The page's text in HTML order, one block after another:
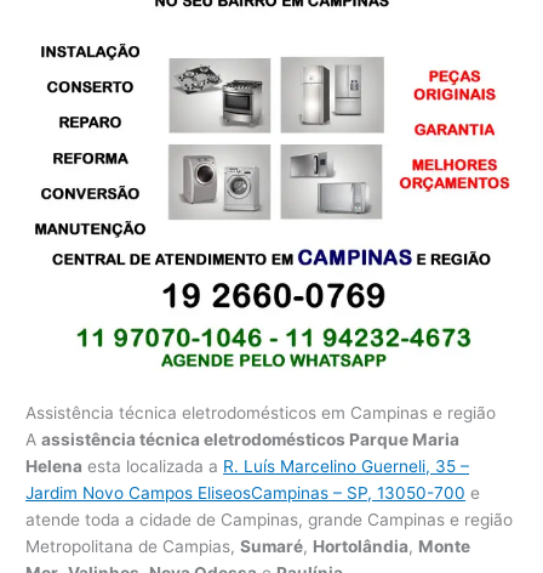
Assistência técnica eletrodomésticos em Campinas e região
Aassistência técnica eletrodomésticos Parque Maria
Helena esta localizada a R. Luís Marcelino Guerneli, 35 –
Jardim Novo Campos EliseosCampinas – SP, 13050-700 e
atende toda a cidade de Campinas, grande Campinas e região
Metropolitana de Campias,Sumaré, Hortolândia, Monte